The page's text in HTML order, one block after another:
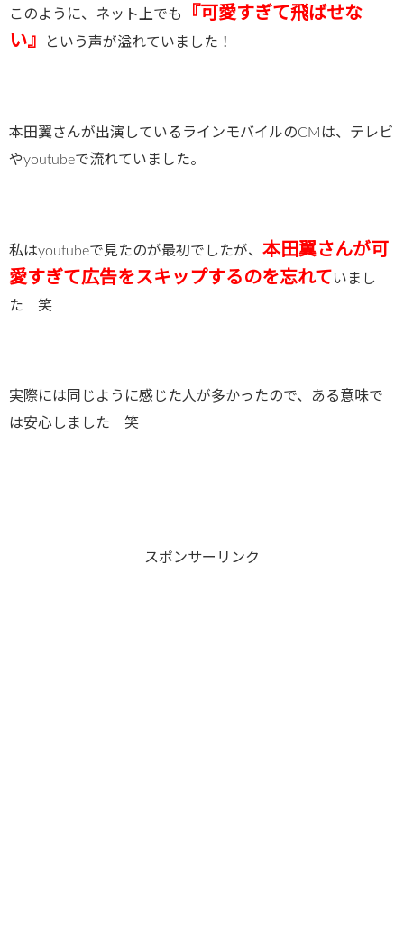
このように、ネット上でも
『可愛すぎて飛ばせな
い』
という声が溢れていました！
本田翼さんが出演しているラインモバイルのCMは、テレビ
やyoutubeで流れていました。
私はyoutubeで見たのが最初でしたが、 本田翼さんが可
愛すぎて広告をスキップするのを忘れて いまし
た 笑
実際には同じように感じた人が多かったので、ある意味で
は安心しました 笑
スポンサーリンク